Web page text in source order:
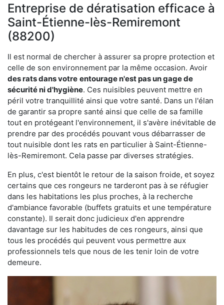
Entreprise de dératisation efficace à
Saint-Étienne-lès-Remiremont
(88200)
Il est normal de chercher à assurer sa propre protection et
celle de son environnement par la même occasion. Avoir
des rats dans votre entourage n'est pas un gage de
sécurité ni d'hygiène. Ces nuisibles peuvent mettre en
péril votre tranquillité ainsi que votre santé. Dans un l'élan
de garantir sa propre santé ainsi que celle de sa famille
tout en protégeant l'environnement, il s'avère inévitable de
prendre par des procédés pouvant vous débarrasser de
tout nuisible dont les rats en particulier à Saint-Étienne-
lès-Remiremont. Cela passe par diverses stratégies.
En plus, c'est bientôt le retour de la saison froide, et soyez
certains que ces rongeurs ne tarderont pas à se réfugier
dans les habitations les plus proches, à la recherche
d'ambiance favorable (buffets gratuits et une température
constante). Il serait donc judicieux d'en apprendre
davantage sur les habitudes de ces rongeurs, ainsi que
tous les procédés qui peuvent vous permettre aux
professionnels tels que nous de les tenir loin de votre
demeure.